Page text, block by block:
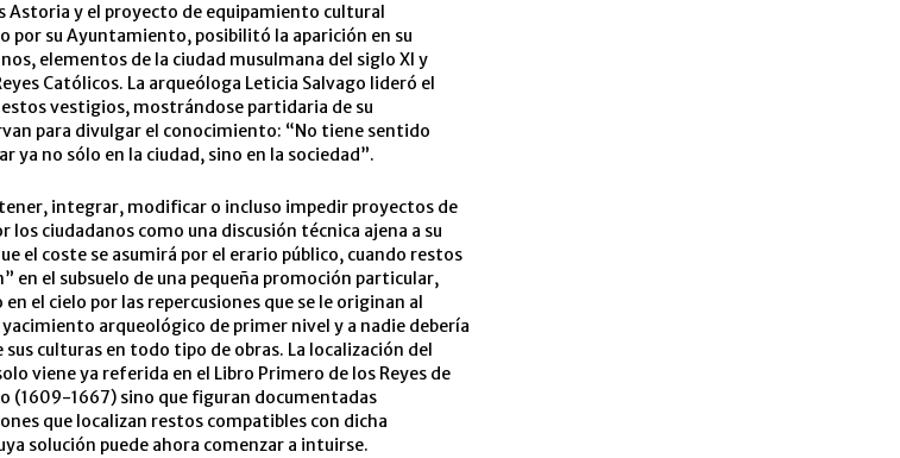
Astoria y el proyecto de equipamiento cultural
por su Ayuntamiento, posibilitó la aparición en su
elementos de la ciudad musulmana del siglo XI y
Católicos. La arqueóloga Leticia Salvago lideró el
vestigios, mostrándose partidaria de su
para divulgar el conocimiento: “No tiene sentido
ya no sólo en la ciudad, sino en la sociedad”.
integrar, modificar o incluso impedir proyectos de
los ciudadanos como una discusión técnica ajena a su
el coste se asumirá por el erario público, cuando restos
el subsuelo de una pequeña promoción particular,
el cielo por las repercusiones que se le originan al
arqueológico de primer nivel y a nadie debería
culturas en todo tipo de obras. La localización del
viene ya referida en el Libro Primero de los Reyes de
(1609-1667) sino que figuran documentadas
que localizan restos compatibles con dicha
solución puede ahora comenzar a intuirse.